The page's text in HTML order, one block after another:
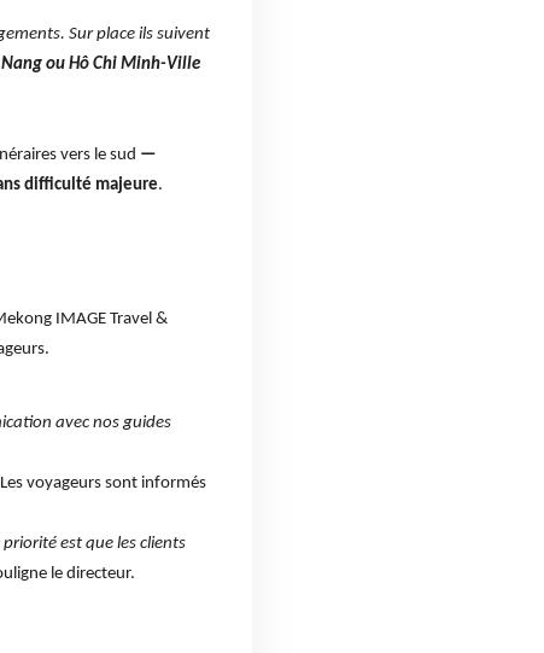
Sur place ils suivent
ou Hô Chi Minh-Ville
vers le sud —
difficulté majeure.
IMAGE Travel &
avec nos guides
voyageurs sont informés
est que les clients
le directeur.